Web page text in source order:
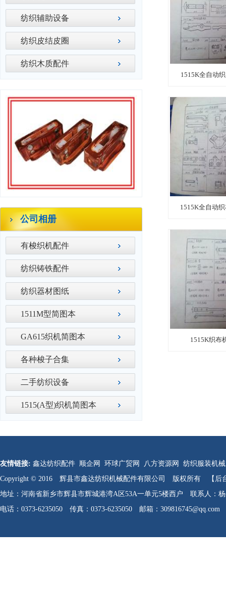
纺织辅助设备
纺织皮结皮圈
纺织木质配件
公司相册
有梭织机配件
纺织铸铁配件
纺织器材图纸
1511M型简图本
GA615织机简图本
各种梭子合集
二手纺织设备
1515(A型)织机简图本
1515K全自动
1515K全自动
1515K织布
友情链接: 鑫达纺织配件 顺企网 环球广贸网 八方资源网
纺织服装机
Copyright © 2016 辉县市鑫达纺织机械配件有限公司 版权所有
【后
地址：河南省新乡市辉县市辉城港湾A区53A一单元5楼西户 联系人：
电话：0373-6235050 传真：0373-6235050 邮箱：